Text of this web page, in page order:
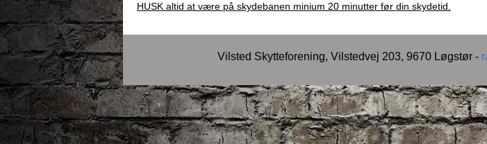
HUSK altid at være på skydebanen minium 20 minutter før din skydetid.
Vilsted Skytteforening, Vilstedvej 203, 9670 Løgstør -